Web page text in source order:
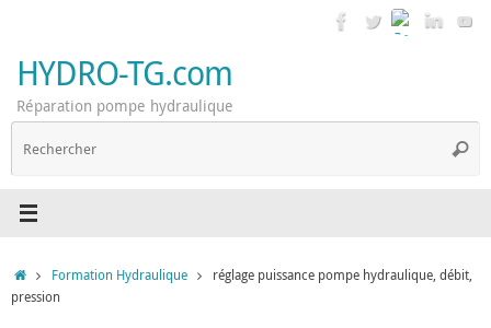
contenu
HYDRO-TG.com
Réparation pompe hydraulique
AccueilFormation Hydraulique
réglage puissance pompe hydraulique, débit,
pression